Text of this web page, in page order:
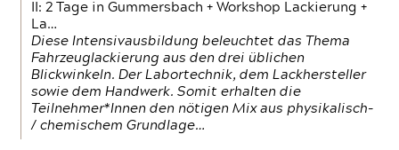
II: 2 Tage in Gummersbach + Workshop Lackierung +
La…
Diese Intensivausbildung beleuchtet das Thema
Fahrzeuglackierung aus den drei üblichen
Blickwinkeln. Der Labortechnik, dem Lackhersteller
sowie dem Handwerk. Somit erhalten die
Teilnehmer*Innen den nötigen Mix aus physikalisch-
/ chemischem Grundlage…